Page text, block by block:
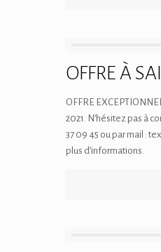
OFFRE À
OFFRE
2021. N’hésitez pas à
37 09 45 ou par mail :
plus d’informations.